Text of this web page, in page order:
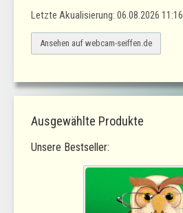
Letzte Akualisierung: 06.08.2026 11:16
Ansehen auf webcam-seiffen.de
Ausgewählte Produkte
Unsere Bestseller: